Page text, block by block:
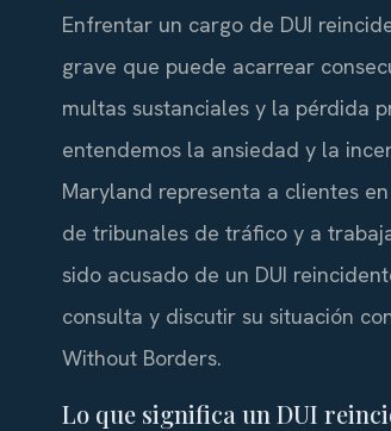
Enfrentar un cargo de DUI
grave que puede acarrear
multas sustanciales y la pérdida
entendemos la ansiedad y la
Maryland representa a clientes
de tribunales de tráfico y a
sido acusado de un DUI
consulta y discutir su situación
Without Borders.
Lo que significa un DUI